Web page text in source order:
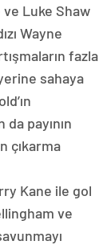
ve Luke Shaw
Wayne
fazla
sahaya
payının
çıkarma
Kane ile gol
ve